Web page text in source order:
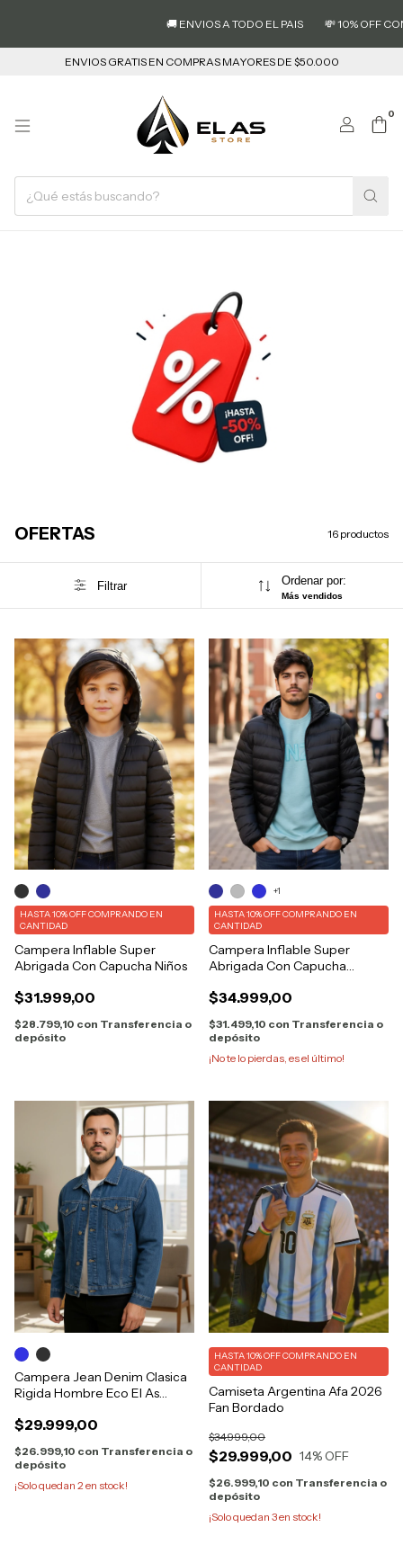
🚚 ENVIOS A TODO EL PAIS 💸 10% OFF CON
ENVIOS GRATIS EN COMPRAS MAYORES DE $50.000
0
OFERTAS 16 productos
Filtrar Ordenar por:
Más vendidos
Campera Inflable Super
Abrigada Con Capucha Niños
$31.999,00
HASTA 10% OFFCOMPRANDO EN
CANTIDAD
$28.799,10 con Transferencia o
depósito
Campera Inflable Super
Abrigada Con Capucha
$34.999,00
HASTA 10% OFFCOMPRANDO EN
CANTIDAD
$31.499,10 con Transferencia o
depósito
¡No te lo pierdas, es el último!
+1
Campera Jean Denim Clasica
Rigida Hombre Eco El As
$29.999,00
$26.999,10 con Transferencia o
depósito
¡Solo quedan 2 en stock!
Camiseta Argentina Afa 2026
Fan Bordado
$29.999,00
$34.999,00
14% OFF
HASTA 10% OFFCOMPRANDO EN
CANTIDAD
$26.999,10 con Transferencia o
depósito
¡Solo quedan 3en stock!